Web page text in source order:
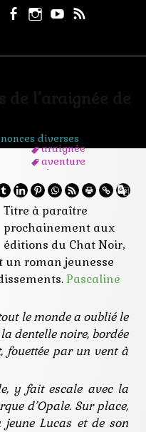
Facebook
Facebook
page
Instagram
Youtube
diverses
araignée
aventure
chat
enfant
fantastique
jeunesse
mythologie
peur
roman
Titre à paraître
prochainement aux
éditions du Chat Noir,
un roman jeunesse
Pascaline
le monde a oublié le
dentelle noire, bordée
fouettée par un vent à
y fait escale avec la
d’Opale. Sur place,
Lucas et de son